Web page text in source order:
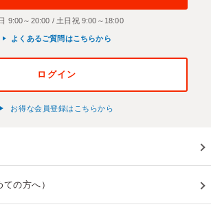
9:00～20:00 / 土日祝 9:00～18:00
よくあるご質問はこちらから
ログイン
お得な会員登録はこちらから
の方へ）